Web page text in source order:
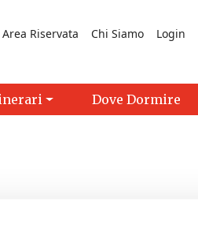
Area Riservata Chi Siamo Login
Dove Dormire